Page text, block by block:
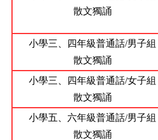
散文獨誦
小學三、四年級普通話/男子組
散文獨誦
小學三、四年級普通話/女子組
散文獨誦
小學五、六年級普通話/男子組
散文獨誦